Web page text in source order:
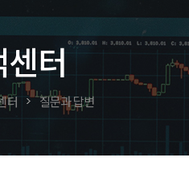
터
터 질문과 답변